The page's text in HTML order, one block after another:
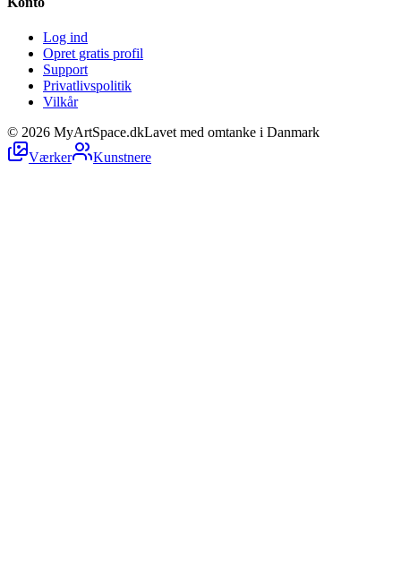
Log ind
Opret gratis profil
Support
Privatlivspolitik
Vilkår
© 2026 MyArtSpace.dkLavet med omtanke i Danmark
Værker
Kunstnere